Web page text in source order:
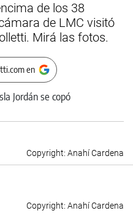
de los 38
de LMC visitó
Mirá las fotos.
en
Anahí Cardena
Anahí Cardena